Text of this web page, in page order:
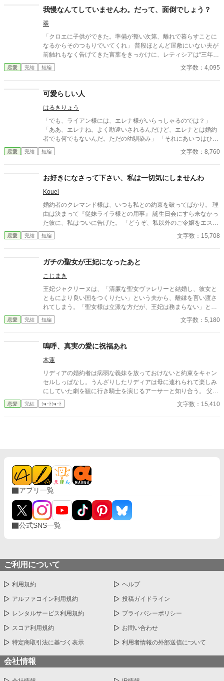
我慢なんてしていませんわ。だって、面倒でしょう？
翠
「クロエに子供ができた。準備が整い次第、離れで暮らすことに
なるからそのつもりでいてくれ」 普段ほとんど屋敷にいない夫が
前触れもなく告げてきた言葉をきっかけに、レティシアは“三年
間”の契約を終わらせることにした。 赤の他人を屋敷に迎えるこ
とはしない。 不要なものに感情を砕く理由などない。 「だって、
切り捨ててしまいましょう。
恋愛 完結 短編 文字数：4,095
可愛らしい人
はるきりょう
「でも、ライアン様には、エレナ様がいらっしゃるのでは？」
「ああ、エレナね。よく勘違いされるんだけど、エレナとは婚約
者でも何でもないんだ。ただの幼馴染み」 「それにあいつはひと
りで生きていけるから」 女性ながらに剣術を学ぶエレナは可愛げ
がないという理由で、ほとんど婚約者同然の幼馴染から捨てられ
のパートナーはお決まりですか？」 その言葉でパートナー同伴
の夜会に招待されていたことを思い出した。いつものとおりライ
アンと一緒に行くと思っていたので参加の返事を出していたの
だ。 「……いいえ」 当日の欠席は著しく評価を下げる。今後、
家庭教師として仕事をしていきたいと考えるのであれば、父親か
兄に頼んででも行った方がいいだろう。 「よければ僕と一緒に行
恋愛 完結 短編 文字数：8,760
お好きになさって下さい、私は一切気にしませんわ
Kouei
婚約者のクレマンド様は、いつも私との約束を破ってばかり。 理
由は決まって『従妹ライラ様との用事』 誕生日会にすら来なかっ
た彼に、私はついに告げた。 「どうぞ、私以外のご令嬢をエスコ
ートするなり、お出かけするなり、関係を持つなり、お好きにな
さって下さい。私は一切気にしませんわ」 二人の想いは、重なり
恋愛 完結 短編 文字数：15,708
ガチの聖女が王妃になったあと
こじまき
王妃ジャクリーヌは、「清廉な聖女ヴァレリーと結婚し、彼女と
ともにより良い国をつくりたい」という夫から、離縁を言い渡さ
れてしまう。「聖女様は立派な方だが、王妃は務まらない」と二
人を諭すも否定され、廃妃となって隣国の公爵に嫁ぐことに。一
方ジャクリーヌの言葉を否定した国王は、次第に新しい王妃の言
けれども、王妃には向いていなかった。 ※小説家になろうにも投
恋愛 完結 短編 文字数：5,180
嗚呼、真実の愛に祝福あれ
木蓮
リディアの婚約者は病弱な義妹を放っておけないと約束をキャン
セルしっぱなし。うんざりしたリディアは母に連れられて楽しみ
にしていた劇を観に行き騎士を演じるアーサーと知り合う。 父か
ら条件付きで婚約者との婚約解消の許可をもらったリディアはせ
っせと劇を観にいってアーサーと仲良くなる。 しかし、婚約者が
恋愛 完結 ｼｮｰﾄｼｮｰﾄ 文字数：15,410
アプリ一覧
公式SNS一覧
ご利用について
利用規約 ヘルプ
アルファコイン利用規約 投稿ガイドライン
レンタルサービス利用規約 プライバシーポリシー
スコア利用規約 お問い合わせ
特定商取引法に基づく表示 利用者情報の外部送信について
会社情報